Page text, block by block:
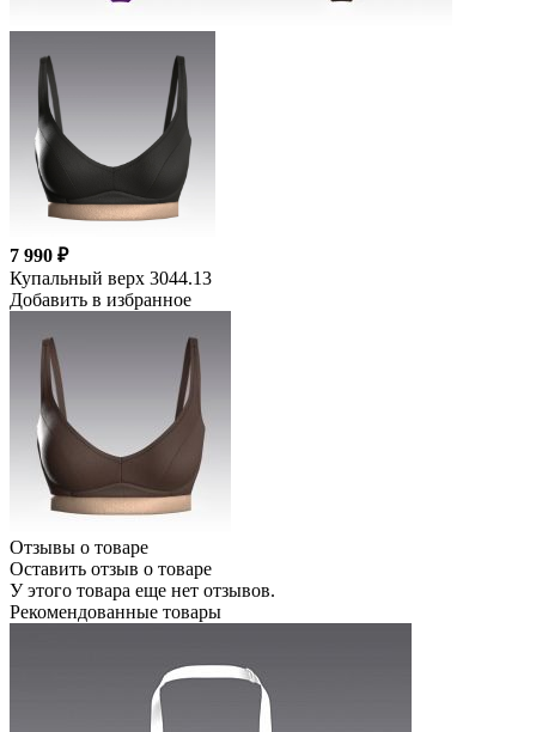
7 990 ₽
Купальный верх 3044.13
Добавить в избранное
Отзывы о товаре
Оставить отзыв о товаре
У этого товара еще нет отзывов.
Рекомендованные товары